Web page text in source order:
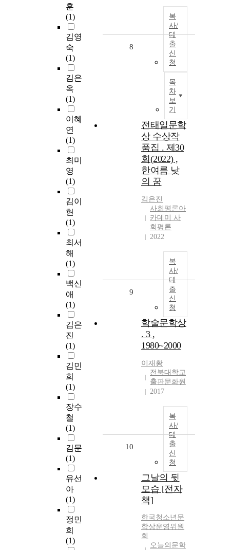
훈
(1)
김영
숙
(1)
김은
옥
(1)
이혜
연
(1)
최미
영
(1)
김이
현
(1)
최서
해
(1)
백신
애
(1)
김은
진
(1)
김민
희
(1)
장수
철
(1)
김문
(1)
유선
아
(1)
정민
희
(1)
복
사/
대
출
신
청
목
차
보
기
8
전태일문학
상 수상작
품집 . 제30
회(2022) ,
한여름 낮
의 꿈
김은진
사회평론아
카데미 사
회평론
2022
복
사/
대
출
신
청
9
학술문학상
. 3 ,
1980~2000
이재황
전북대학교
출판문화원
2017
복
사/
대
출
신
청
10
그날의 뒷
모습 [전자
책]
한국청소년문
학상운영위원
회
오늘의문학